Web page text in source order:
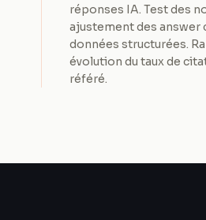
réponses IA. Test des
ajustement des answer
données structurées.
évolution du taux de
référé.